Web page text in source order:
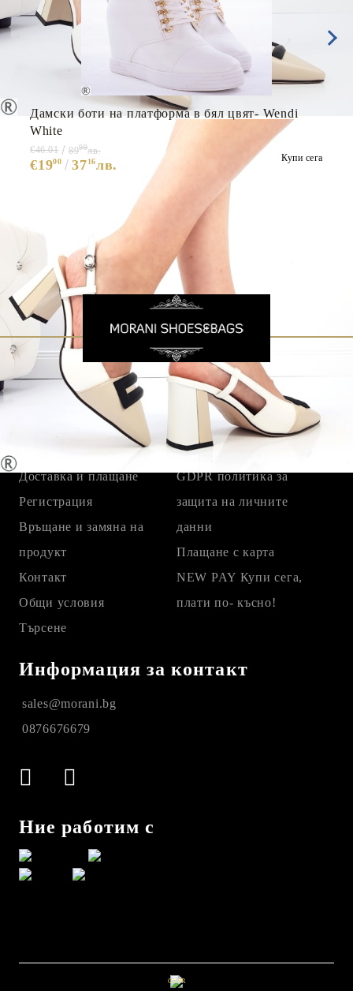
Дамски боти на платформа в бял цвят- Wendi
White
€1900 3716лв.
€46.01 8999лв.
Купи сега
Бързи връзки
Доставка и плащане
Регистрация
Връщане и замяна на
продукт
Контакт
Общи условия
Търсене
Защита на личните
данни
GDPR политика за
защита на личните
данни
Плащане с карта
NEW PAY Купи сега,
плати по- късно!
Информация за контакт
sales@morani.bg
0876676679
Ние работим с
GDPR